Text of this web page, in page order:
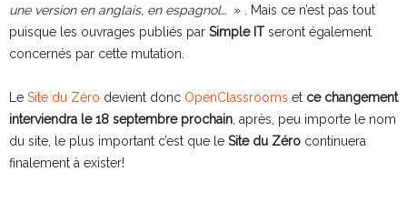
une version en anglais, en espagnol… » . Mais ce n’est pas tout
puisque les ouvrages publiés par Simple IT seront également
concernés par cette mutation.
Le Site du Zéro devient donc OpenClassrooms et ce changement
interviendra le 18 septembre prochain , après, peu importe le nom
du site, le plus important c’est que le Site du Zéro continuera
finalement à exister!